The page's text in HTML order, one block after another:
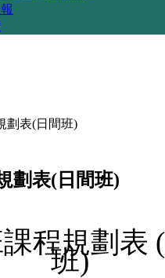
劃表(日間班)
劃表(日間班)
程規劃表
班)